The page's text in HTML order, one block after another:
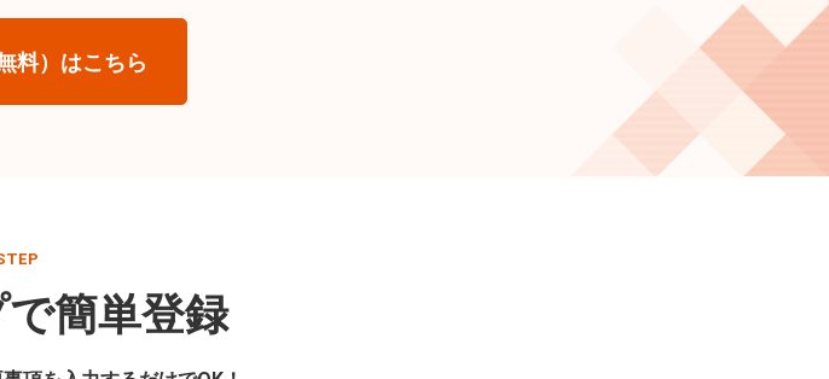
料）はこちら
簡単登録